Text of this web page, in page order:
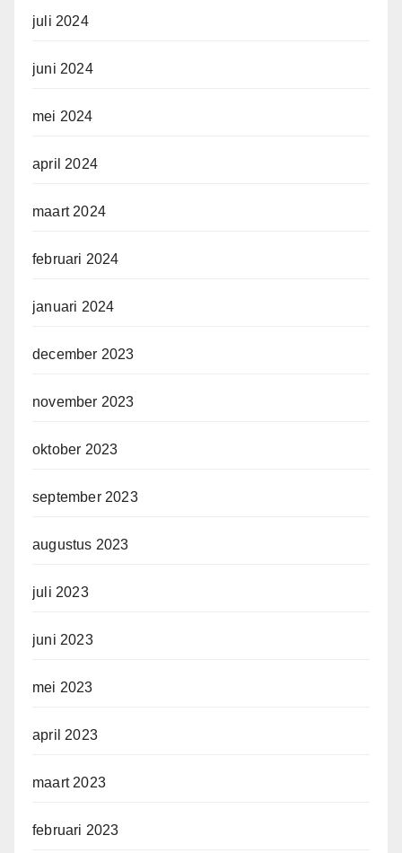
juli 2024
juni 2024
mei 2024
april 2024
maart 2024
februari 2024
januari 2024
december 2023
november 2023
oktober 2023
september 2023
augustus 2023
juli 2023
juni 2023
mei 2023
april 2023
maart 2023
februari 2023